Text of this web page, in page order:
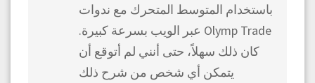
باستخدام المتوسط المتحرك مع ندوات
Olymp Trade عبر الويب بسرعة كبيرة.
كان ذلك سهلاً، حتى أنني لم أتوقع أن
يتمكن أي شخص من شرح ذلك